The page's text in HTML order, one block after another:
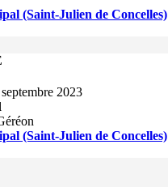
(Saint-Julien de Concelles)
2023
(Saint-Julien de Concelles)